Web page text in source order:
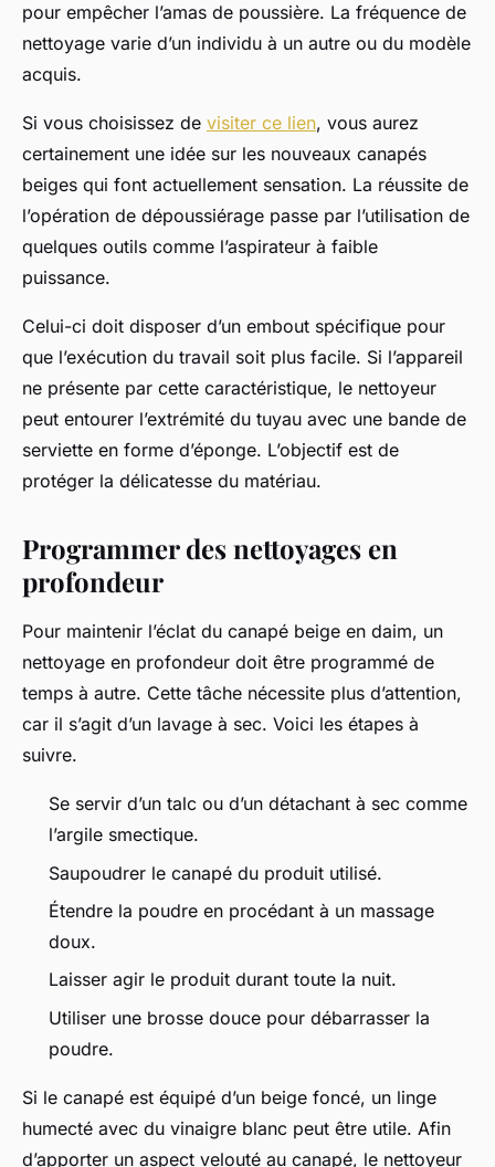
pour empêcher l’amas de poussière. La fréquence de
nettoyage varie d’un individu à un autre ou du modèle
acquis.
Si vous choisissez de visiter ce lien, vous aurez
certainement une idée sur les nouveaux canapés
beiges qui font actuellement sensation. La réussite de
l’opération de dépoussiérage passe par l’utilisation de
quelques outils comme l’aspirateur à faible
puissance.
Celui-ci doit disposer d’un embout spécifique pour
que l’exécution du travail soit plus facile. Si l’appareil
ne présente par cette caractéristique, le nettoyeur
peut entourer l’extrémité du tuyau avec une bande de
serviette en forme d’éponge. L’objectif est de
protéger la délicatesse du matériau.
Programmer des nettoyages en
profondeur
Pour maintenir l’éclat du canapé beige en daim, un
nettoyage en profondeur doit être programmé de
temps à autre. Cette tâche nécessite plus d’attention,
car il s’agit d’un lavage à sec. Voici les étapes à
suivre.
Se servir d’un talc ou d’un détachant à sec comme
l’argile smectique.
Saupoudrer le canapé du produit utilisé.
Étendre la poudre en procédant à un massage
doux.
Laisser agir le produit durant toute la nuit.
Utiliser une brosse douce pour débarrasser la
poudre.
Si le canapé est équipé d’un beige foncé, un linge
humecté avec du vinaigre blanc peut être utile. Afin
d’apporter un aspect velouté au canapé, le nettoyeur